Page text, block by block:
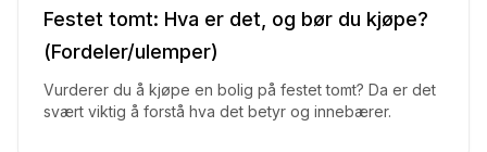
Festet tomt: Hva er det, og bør du kjøpe?
(Fordeler/ulemper)
Vurderer du å kjøpe en bolig på festet tomt? Da er det
svært viktig å forstå hva det betyr og innebærer.